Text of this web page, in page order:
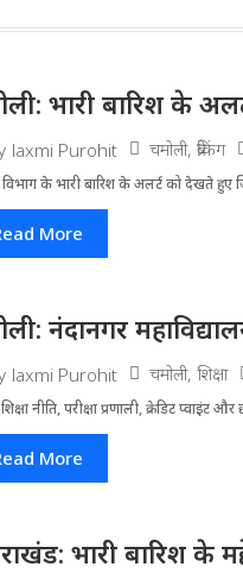
भारी बारिश के
laxmi Purohit चमोली, ब्रेकिंग
के भारी बारिश के अलर्ट को देखते हुए
More
नंदानगर
laxmi Purohit चमोली, शिक्षा
शिक्षा नीति, परीक्षा प्रणाली, क्रेडिट प्वाइंट
More
भारी बारिश के